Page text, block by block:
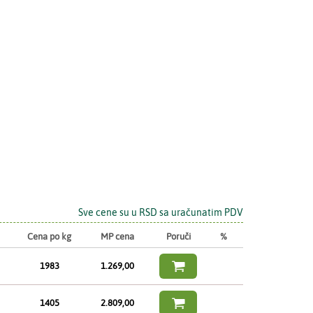
Sve cene su u RSD sa uračunatim PDV
Cena po kg MP cena Poruči %
1983 1.269,00 
1405 2.809,00 